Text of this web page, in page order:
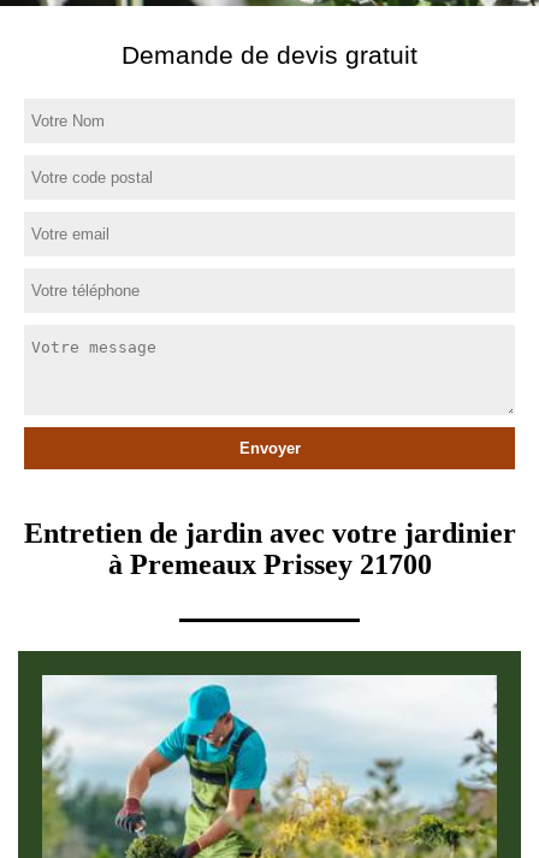
Demande de devis gratuit
Entretien de jardin avec votre jardinier
à Premeaux Prissey 21700